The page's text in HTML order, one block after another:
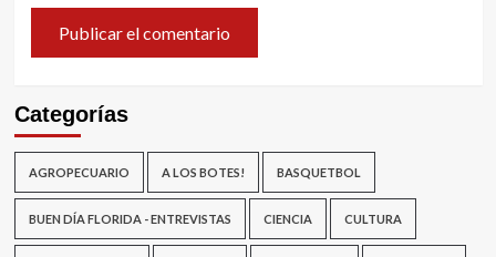
Categorías
AGROPECUARIO A LOS BOTES! BASQUETBOL
BUEN DÍA FLORIDA - ENTREVISTAS CIENCIA CULTURA